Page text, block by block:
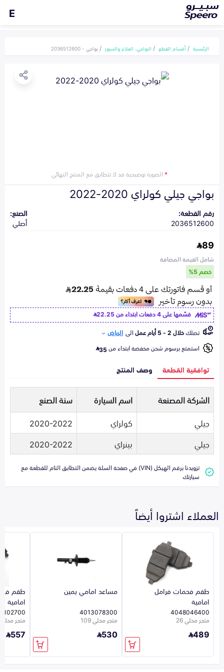
E
الرئيسية أقسام القطع البواجي، الفلاتر والسيور بواجي - 2036512600
*الصورة توضيحية قد لا تتطابق مع المنتج النهائي
بواجي جيلي كولراي 2020-2022
رقم القطعة:
2036512600
الصنع:
أصلي
89
شامل القيمة المضافة
خصم 5%
قسّمها على 4 دفعات ابتداء من
22.25
تصلكخلال 2 - 5 أيام عمل الى الرياض
استمتع برسوم شحن مخفضة ابتداء من35
توافقية القطعة وصف المنتج
الشركة المصنعة اسم السيارة
سنة الصنع
جيلي
كولراي
2020-2022
جيلي
بينراي 2020-2022
تزويدنا برقم الهيكل (VIN) في صفحة السلة يضمن التطابق التام للقطعة مع
سيارتك
العملاء اشتروا أيضاً
طقم فحمات فرامل
امامية
4048046400
متجر محلي 26
489
مساعد امامي يمين
4013078300
متجر محلي 109
530
طقم
امامية
متجر محلي
557